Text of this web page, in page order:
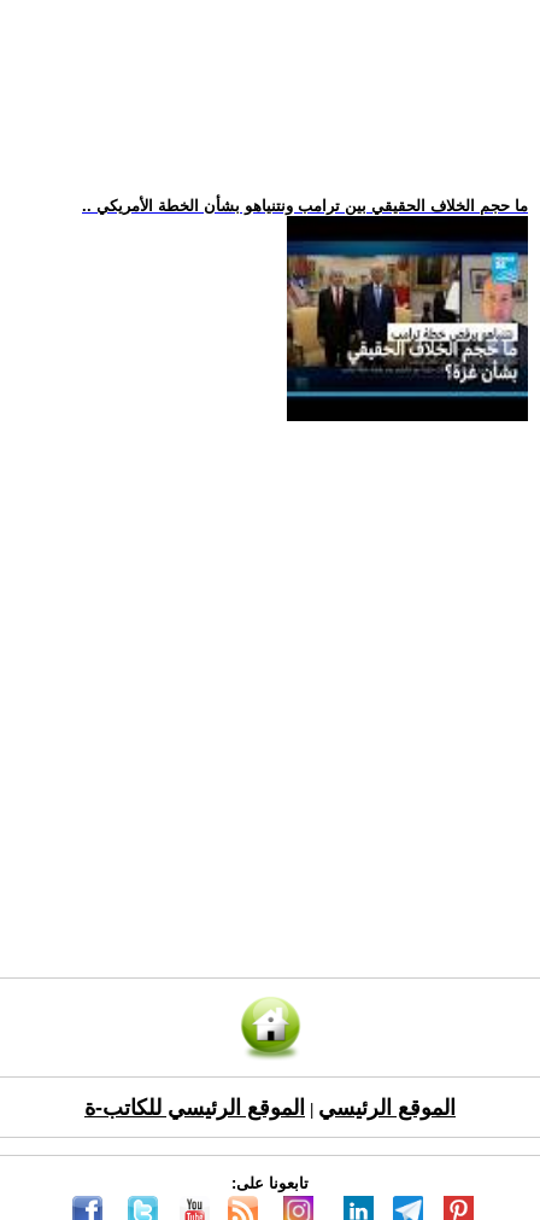
.. ما حجم الخلاف الحقيقي بين ترامب ونتنياهو بشأن الخطة الأمريكي
الموقع الرئيسي الموقع الرئيسي للكاتب-ة
تابعونا على: